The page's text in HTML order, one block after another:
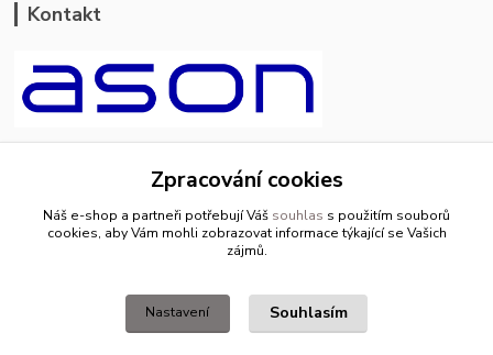
Kontakt
+420 799 500 769
pracovní dny 8-11hod.,13-15hod.
Zpracování cookies
Náš e-shop a partneři potřebují Váš souhlas s použitím souborů
cookies, aby Vám mohli zobrazovat informace týkající se Vašich
zájmů.
Nastavení Souhlasím